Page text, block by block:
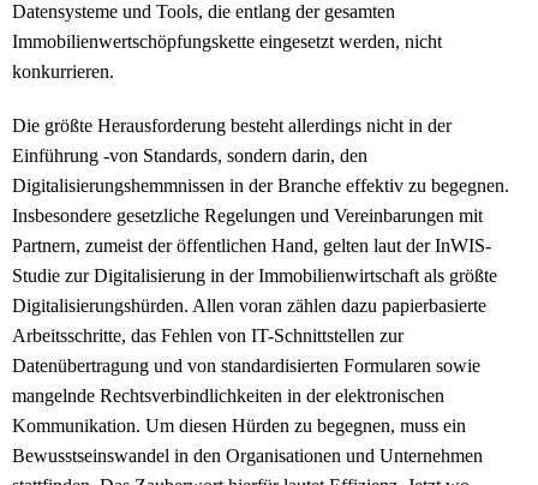
Datensysteme und Tools, die entlang der gesamten
Immobilienwertschöpfungskette eingesetzt werden, nicht
konkurrieren.
Die größte Herausforderung besteht allerdings nicht in der
Einführung -von Standards, sondern darin, den
Digitalisierungshemmnissen in der Branche effektiv zu begegnen.
Insbesondere gesetzliche Regelungen und Vereinbarungen mit
Partnern, zumeist der öffentlichen Hand, gelten laut der InWIS-
Studie zur Digitalisierung in der Immobilienwirtschaft als größte
Digitalisierungshürden. Allen voran zählen dazu papierbasierte
Arbeitsschritte, das Fehlen von IT-Schnittstellen zur
Datenübertragung und von standardisierten Formularen sowie
mangelnde Rechtsverbindlichkeiten in der elektronischen
Kommunikation. Um diesen Hürden zu begegnen, muss ein
Bewusstseinswandel in den Organisationen und Unternehmen